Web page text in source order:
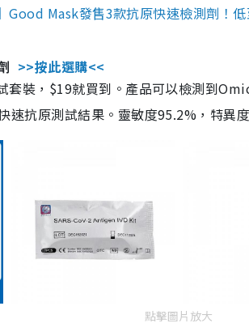
Good Mask發售3款抗原快速檢測劑！
>>按此選購<<
套裝，$19就買到。產品可以檢測到
速抗原測試結果。靈敏度95.2%，特異
點擊圖片放大